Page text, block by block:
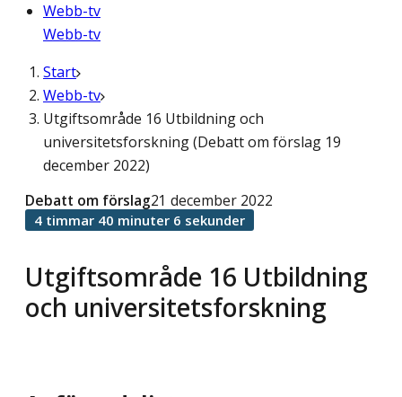
Webb-tv
Webb-tv
Start
Webb-tv
Utgiftsområde 16 Utbildning och
universitetsforskning (Debatt om förslag 19
december 2022)
Utgiftsområde 16 Utbildning
och universitetsforskning
Debatt om förslag21 december 2022
4 timmar 40 minuter 6 sekunder